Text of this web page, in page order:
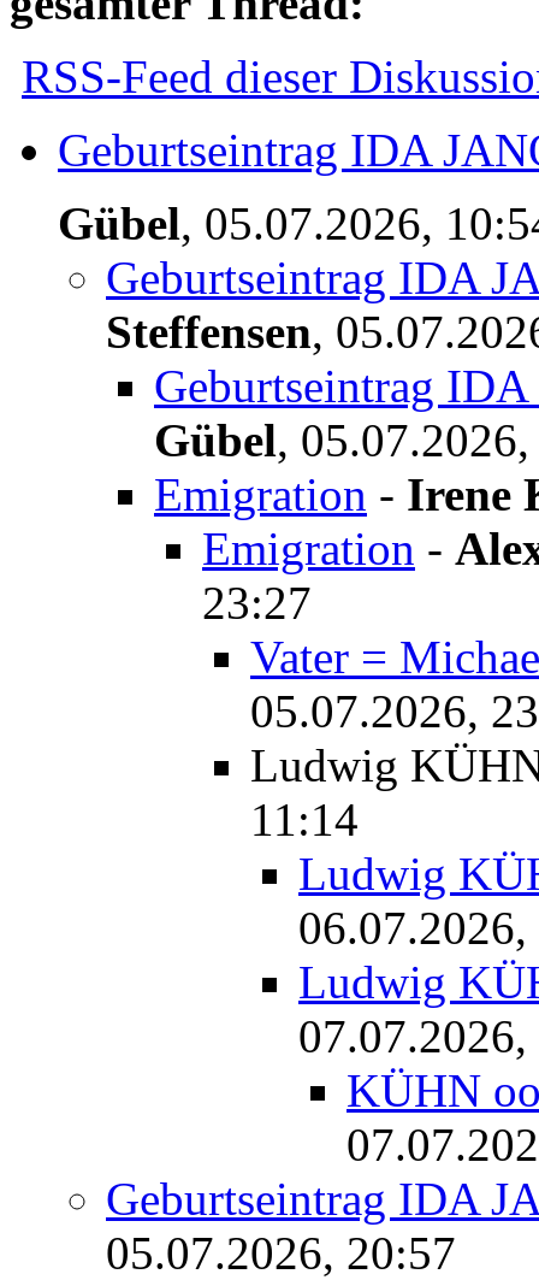
RSS-Feed dieser
Geburtseintrag IDA
Gübel, 05.07.2026,
Geburtseintrag IDA
Steffensen,
Geburtseintrag
Gübel,
Emigration - Irene
Emigration -
23:27
Vater =
05.07.2026,
Ludwig
11:14
Ludwig
Ludwig
KÜHN
Geburtseintrag IDA
05.07.2026, 20:57